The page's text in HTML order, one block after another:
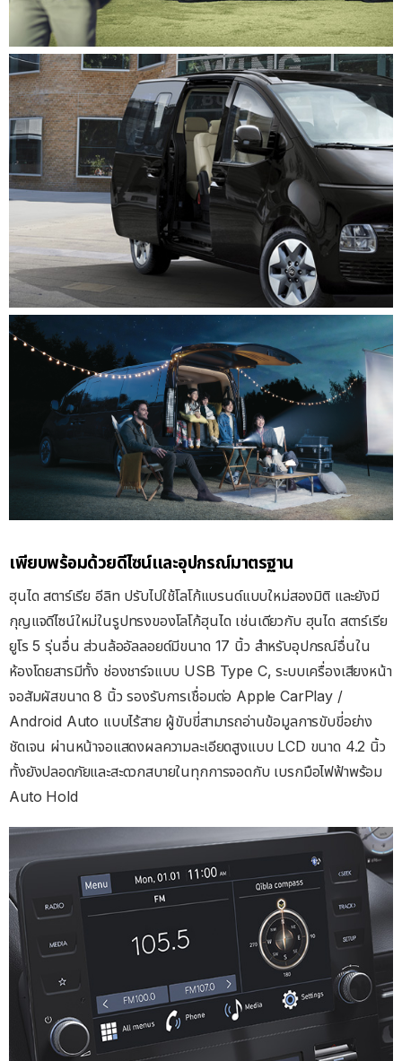
เพียบพร้อมด้วยดีไซน์และอุปกรณ์มาตรฐาน
ฮุนได สตาร์เรีย อีลิท ปรับไปใช้โลโก้แบรนด์แบบใหม่สองมิติ และยังมี
กุญแจดีไซน์ใหม่ในรูปทรงของโลโก้ฮุนได เช่นเดียวกับ ฮุนได สตาร์เรีย
ยูโร 5 รุ่นอื่น ส่วนล้ออัลลอยด์มีขนาด 17 นิ้ว สำหรับอุปกรณ์อื่นใน
ห้องโดยสารมีทั้ง ช่องชาร์จแบบ USB Type C, ระบบเครื่องเสียงหน้า
จอสัมผัสขนาด 8 นิ้ว รองรับการเชื่อมต่อ Apple CarPlay /
Android Auto แบบไร้สาย ผู้ขับขี่สามารถอ่านข้อมูลการขับขี่อย่าง
ชัดเจน ผ่านหน้าจอแสดงผลความละเอียดสูงแบบ LCD ขนาด 4.2 นิ้ว
ทั้งยังปลอดภัยและสะดวกสบายในทุกการจอดกับ เบรกมือไฟฟ้าพร้อม
Auto Hold